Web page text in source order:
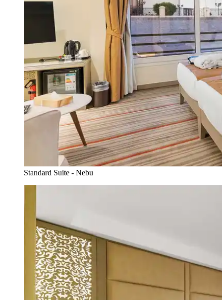
Standard Suite - Nebu